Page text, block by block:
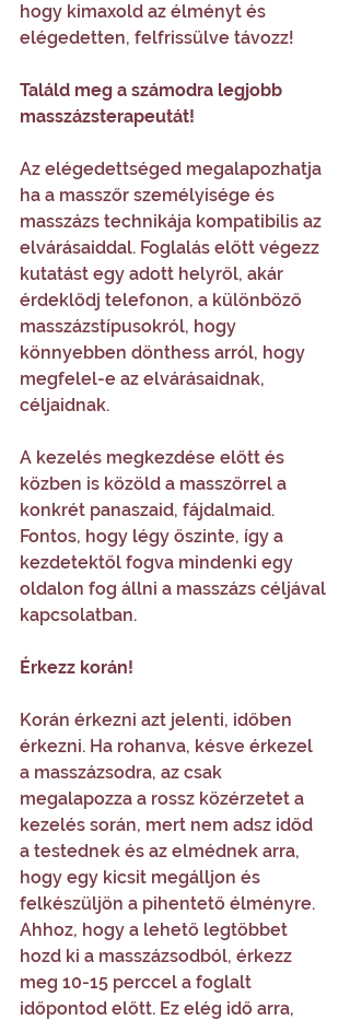
hogy kimaxold az élményt és
elégedetten, felfrissülve távozz!
Találd meg a számodra legjobb
masszázsterapeutát!
Az elégedettséged megalapozhatja
ha a masszőr személyisége és
masszázs technikája kompatibilis az
elvárásaiddal. Foglalás előtt végezz
kutatást egy adott helyről, akár
érdeklődj telefonon, a különböző
masszázstípusokról, hogy
könnyebben dönthess arról, hogy
megfelel-e az elvárásaidnak,
céljaidnak.
A kezelés megkezdése előtt és
közben is közöld a masszőrrel a
konkrét panaszaid, fájdalmaid.
Fontos, hogy légy őszinte, így a
kezdetektől fogva mindenki egy
oldalon fog állni a masszázs céljával
kapcsolatban.
Érkezz korán!
Korán érkezni azt jelenti, időben
érkezni. Ha rohanva, késve érkezel
a masszázsodra, az csak
megalapozza a rossz közérzetet a
kezelés során, mert nem adsz időd
a testednek és az elmédnek arra,
hogy egy kicsit megálljon és
felkészüljön a pihentető élményre.
Ahhoz, hogy a lehető legtöbbet
hozd ki a masszázsodból, érkezz
meg 10-15 perccel a foglalt
időpontod előtt. Ez elég idő arra,